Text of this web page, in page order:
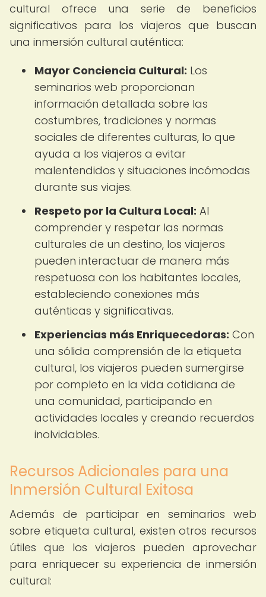
cultural ofrece una serie de beneficios
significativos para los viajeros que buscan
una inmersión cultural auténtica:
Mayor Conciencia Cultural: Los
seminarios web proporcionan
información detallada sobre las
costumbres, tradiciones y normas
sociales de diferentes culturas, lo que
ayuda a los viajeros a evitar
malentendidos y situaciones incómodas
durante sus viajes.
Respeto por la Cultura Local: Al
comprender y respetar las normas
culturales de un destino, los viajeros
pueden interactuar de manera más
respetuosa con los habitantes locales,
estableciendo conexiones más
auténticas y significativas.
Experiencias más Enriquecedoras: Con
una sólida comprensión de la etiqueta
cultural, los viajeros pueden sumergirse
por completo en la vida cotidiana de
una comunidad, participando en
actividades locales y creando recuerdos
inolvidables.
Recursos Adicionales para una
Inmersión Cultural Exitosa
Además de participar en seminarios web
sobre etiqueta cultural, existen otros recursos
útiles que los viajeros pueden aprovechar
para enriquecer su experiencia de inmersión
cultural: